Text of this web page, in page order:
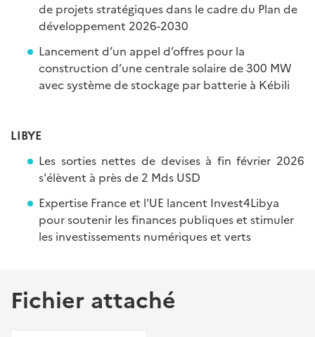
de projets stratégiques dans le cadre du Plan de
développement 2026-2030
Lancement d’un appel d’offres pour la
construction d’une centrale solaire de 300 MW
avec système de stockage par batterie à Kébili
LIBYE
Les sorties nettes de devises à fin février 2026
s'élèvent à près de 2 Mds USD
Expertise France et l'UE lancent Invest4Libya
pour soutenir les finances publiques et stimuler
les investissements numériques et verts
Fichier attaché